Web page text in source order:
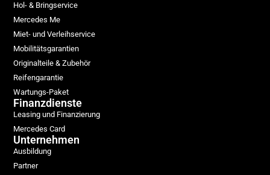
Hol- & Bringservice
Mercedes Me
Miet- und Verleihservice
Mobilitätsgarantien
Originalteile & Zubehör
Reifengarantie
Wartungs-Paket
Finanzdienste
Leasing und Finanzierung
Mercedes Card
Unternehmen
Ausbildung
Partner